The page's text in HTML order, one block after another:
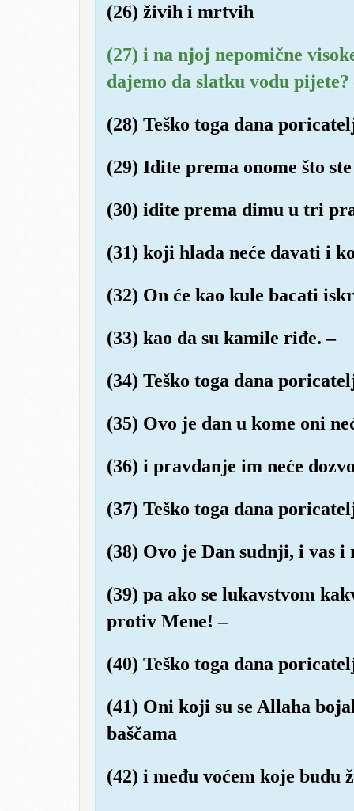
(26) živih i mrtvih
(27) i na njoj nepomične
dajemo da slatku vodu pijete?
(28) Teško toga dana
(29) Idite prema onome što
(30) idite prema dimu u tri
(31) koji hlada neće davati i
(32) On će kao kule bacati
(33) kao da su kamile riđe. –
(34) Teško toga dana
(35) Ovo je dan u kome oni
(36) i pravdanje im neće
(37) Teško toga dana
(38) Ovo je Dan sudnji, i vas
(39) pa ako se lukavstvom
protiv Mene! –
(40) Teško toga dana
(41) Oni koji su se Allaha
baščama
(42) i među voćem koje budu